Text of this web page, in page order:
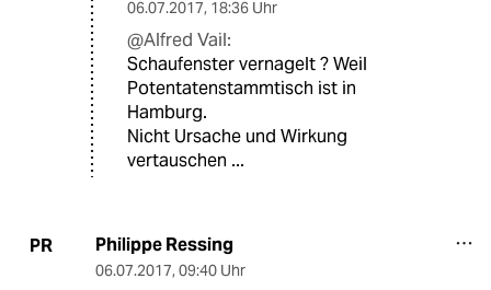
06.07.2017, 18:36 Uhr
@Alfred Vail:
Schaufenster vernagelt ? Weil
Potentatenstammtisch ist in
Hamburg.
Nicht Ursache und Wirkung
vertauschen ...
PR Philippe Ressing
06.07.2017, 09:40 Uhr